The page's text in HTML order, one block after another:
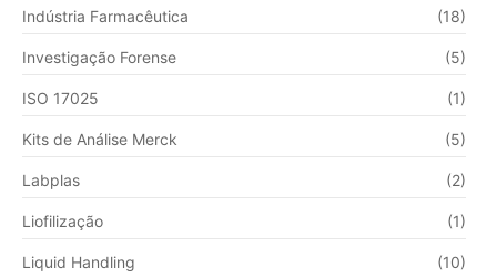
Indústria Farmacêutica (18)
Investigação Forense (5)
ISO 17025 (1)
Kits de Análise Merck (5)
Labplas (2)
Liofilização (1)
Liquid Handling (10)